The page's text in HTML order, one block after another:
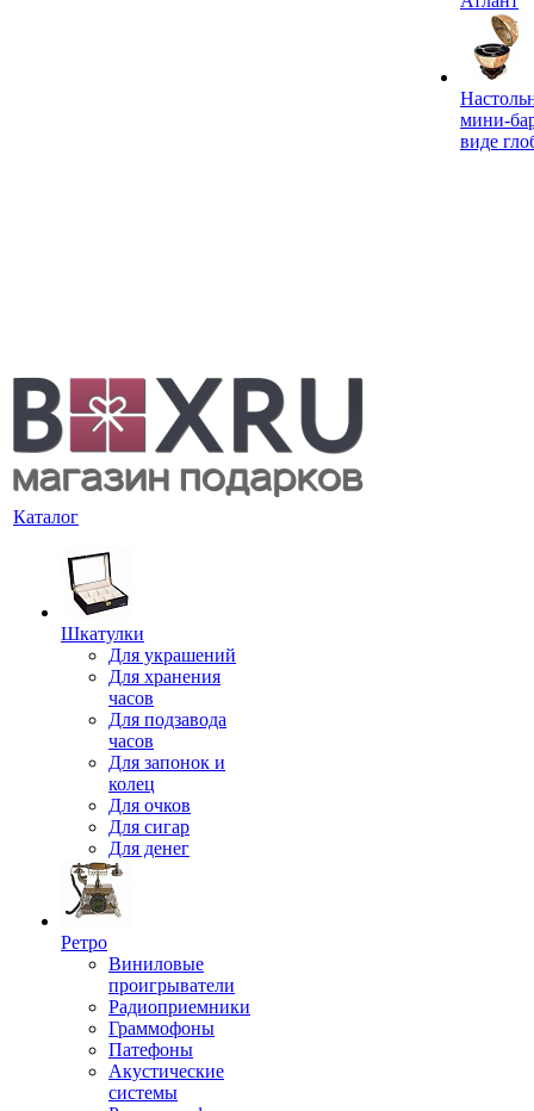
мини-
виде
Каталог
Шкатулки
Для украшений
Для хранения
часов
Для подзавода
часов
Для запонок и
колец
Для очков
Для сигар
Для денег
Ретро
Виниловые
проигрыватели
Радиоприемники
Граммофоны
Патефоны
Акустические
системы